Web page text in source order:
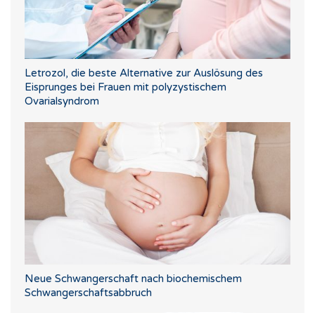
Letrozol, die beste Alternative zur Auslösung des
Eisprunges bei Frauen mit polyzystischem
Ovarialsyndrom
Neue Schwangerschaft nach biochemischem
Schwangerschaftsabbruch